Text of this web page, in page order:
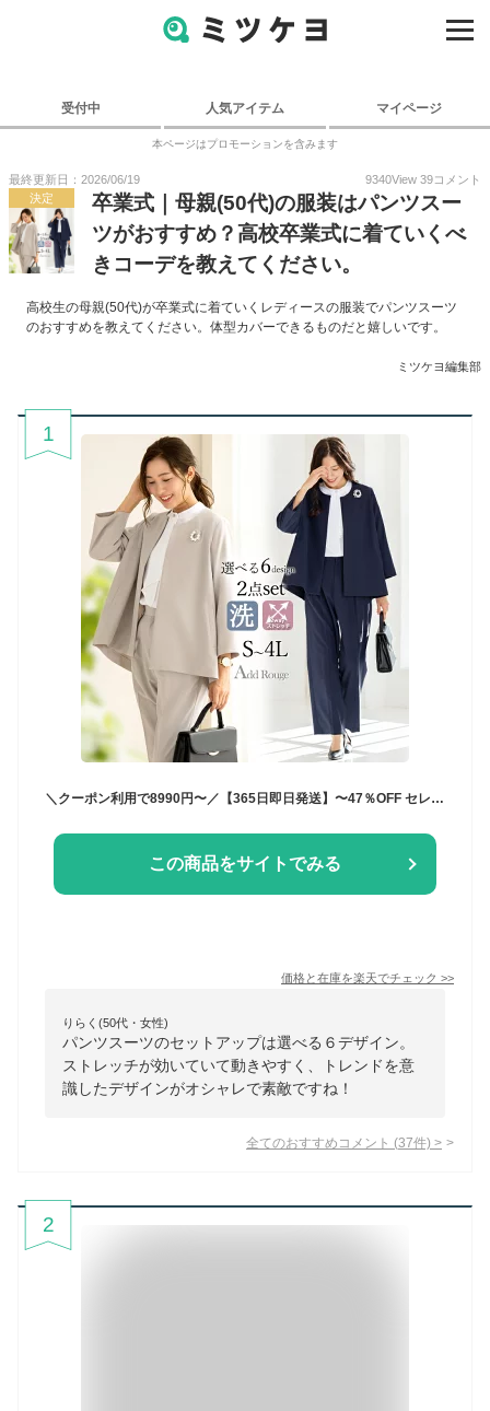
受付中 人気アイテム マイページ
本ページはプロモーションを含みます
最終更新日：2026/06/19 9340View 39コメント
決定
卒業式｜母親(50代)の服装はパンツスー
ツがおすすめ？高校卒業式に着ていくべ
きコーデを教えてください。
高校生の母親(50代)が卒業式に着ていくレディースの服装でパンツスーツ
のおすすめを教えてください。体型カバーできるものだと嬉しいです。
ミツケヨ編集部
1
＼クーポン利用で8990円〜／【365日即日発送】〜47％OFF セレモニースーツ 入学式 ママスーツ 卒業式 母親 パンツ セットアップ 入園式 卒園式 お宮参り 七五三 レディース フォーマル 黒 ネイビー カジュアル おしゃれ コーデ かっこいい 試着チケット対象
この商品をサイトでみる
価格と在庫を楽天でチェック >>
りらく(50代・女性)
パンツスーツのセットアップは選べる６デザイン。
ストレッチが効いていて動きやすく、トレンドを意
識したデザインがオシャレで素敵ですね！
全てのおすすめコメント (37件) >
2